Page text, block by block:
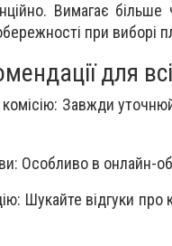
Вимагає
при виборі
для
Завжди
Особливо в онлайн-
Шукайте відгуки